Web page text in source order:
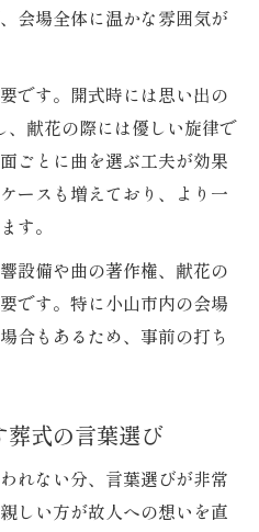
会場全体に温かな雰囲気が
です。開式時には思い出の
献花の際には優しい旋律で
ごとに曲を選ぶ工夫が効果
ースも増えており、より一
す。
設備や曲の著作権、献花の
です。特に小山市内の会場
合もあるため、事前の打ち
式の言葉選び
れない分、言葉選びが非常
しい方が故人への想いを直